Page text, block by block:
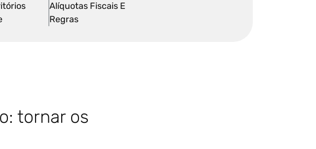
Alíquotas Fiscais E
Regras
tornar os